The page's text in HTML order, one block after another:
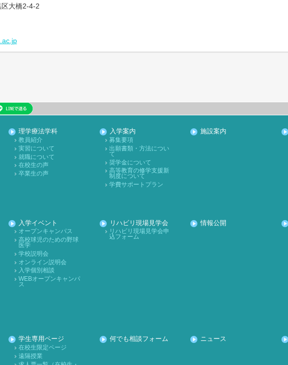
大橋2-4-2
理学療法学科
教員紹介
実習について
就職について
在校生の声
卒業生の声
入学案内
募集要項
出願書類・方法につい
て
奨学金について
高等教育の修学支援新
制度について
学費サポートプラン
施設案内
入学イベント
オープンキャンパス
高校球児のための野球
医学
学校説明会
オンライン説明会
入学個別相談
WEBオープンキャンパ
ス
リハビリ現場見学会
リハビリ現場見学会申
込フォーム
情報公開
学生専用ページ
在校生限定ページ
遠隔授業
何でも相談フォーム ニュース